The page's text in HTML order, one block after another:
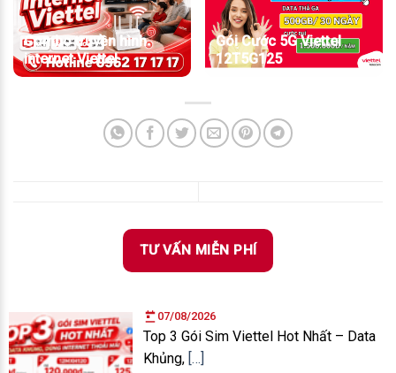
07/08/2026
Top 3 Gói Sim Viettel Hot Nhất – Data
Khủng, […]
Combo truyền hình
internet Viettel
Gói Cước 5G Viettel
12T5G125
TƯ VẤN MIỄN PHÍ